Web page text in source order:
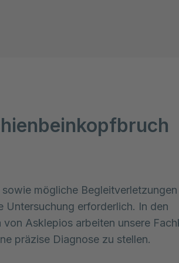
mögliche
Untersuchung erforderlich. In den
von Asklepios arbeiten unsere
präzise Diagnose zu stellen.